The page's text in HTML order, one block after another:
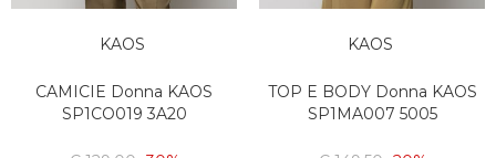
KAOS
CAMICIE Donna KAOS
SP1CO019 3A20
KAOS
TOP E BODY Donna KAOS
SP1MA007 5005